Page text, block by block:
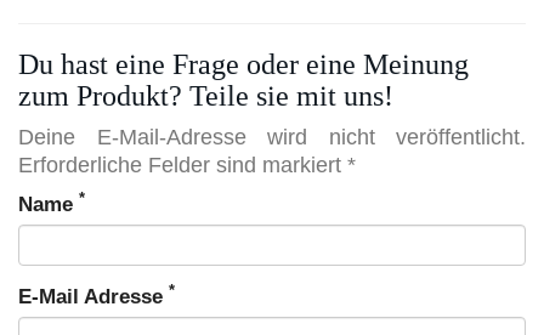
Du hast eine Frage oder eine Meinung
zum Produkt? Teile sie mit uns!
Deine E-Mail-Adresse wird nicht veröffentlicht.
Erforderliche Felder sind markiert *
Name *
E-Mail Adresse *